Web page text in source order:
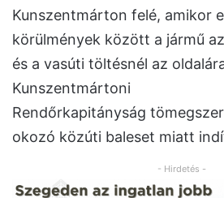
Kunszentmárton felé, amikor
körülmények között a jármű
és a vasúti töltésnél az
Kunszentmártoni
Rendőrkapitányság
okozó közúti baleset miatt
- Hirdetés -